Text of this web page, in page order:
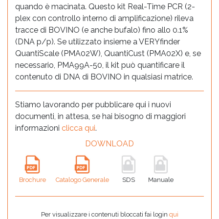
quando è macinata. Questo kit Real-Time PCR (2-
plex con controllo interno di amplificazione) rileva
tracce di BOVINO (e anche bufalo) fino allo 0.1%
(DNA p/p). Se utilizzato insieme a VERYfinder
QuantiScale (PMA02W), QuantiCust (PMA02X) e, se
necessario, PMA99A-50, il kit può quantificare il
contenuto di DNA di BOVINO in qualsiasi matrice.
Stiamo lavorando per pubblicare qui i nuovi
documenti, in attesa, se hai bisogno di maggiori
informazioni clicca qui.
DOWNLOAD
Brochure Catalogo Generale SDS Manuale
Per visualizzare i contenuti bloccati fai login qui